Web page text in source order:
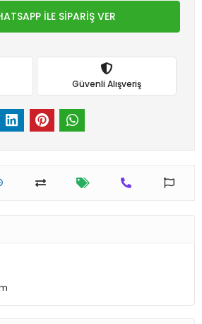
İLE SİPARİŞ VER
Güvenli Alışveriş